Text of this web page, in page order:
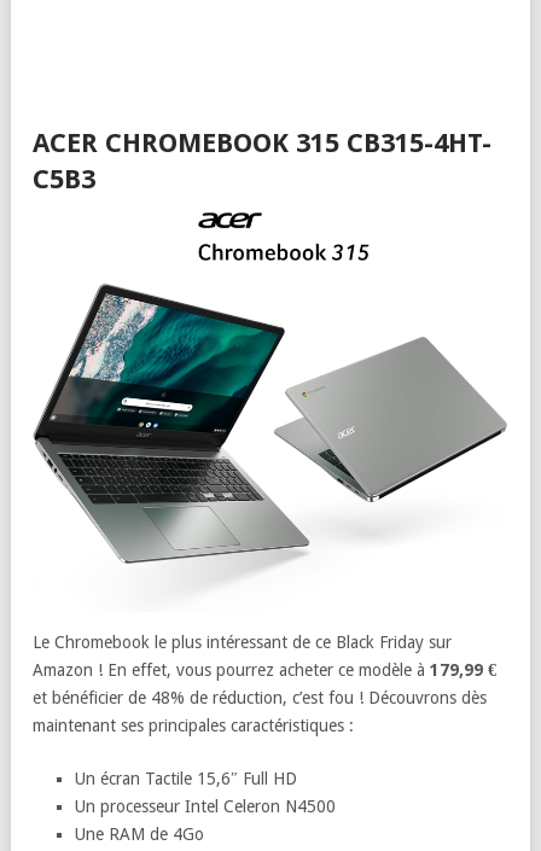
ACER CHROMEBOOK 315 CB315-4HT-
C5B3
Le Chromebook le plus intéressant de ce Black Friday sur
Amazon ! En effet, vous pourrez acheter ce modèle à 179,99 €
et bénéficier de 48% de réduction, c’est fou ! Découvrons dès
maintenant ses principales caractéristiques :
Un écran Tactile 15,6″ Full HD
Un processeur Intel Celeron N4500
Une RAM de 4Go